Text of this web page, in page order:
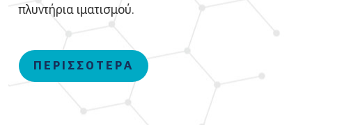
πλυντήρια ιματισμού.
ΠΕΡΙΣΣΟΤΕΡΑ